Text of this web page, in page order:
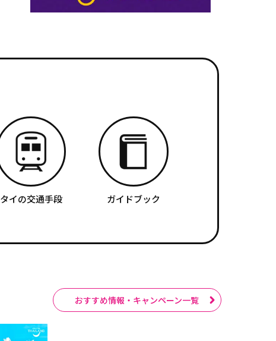
タイの交通手段 ガイドブック
おすすめ情報・キャンペーン一覧